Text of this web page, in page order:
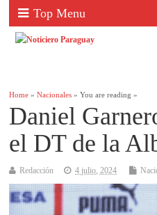
Top Menu
Home »Nacionales » You are reading »
Daniel
el DT de la
Redacción 4 julio, 2024